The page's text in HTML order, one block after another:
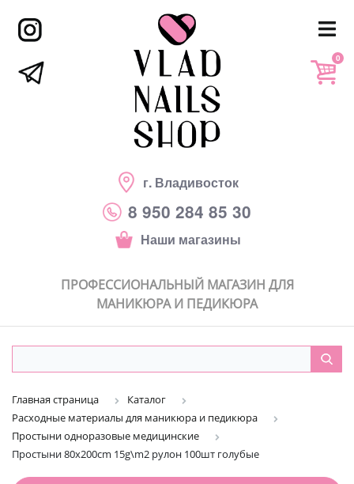
г. Владивосток
8 950 284 85 30
Наши магазины
0
ПРОФЕССИОНАЛЬНЫЙ МАГАЗИН ДЛЯ
МАНИКЮРА И ПЕДИКЮРА
Главная страница
Каталог
Расходные материалы для маникюра и педикюра
Простыни одноразовые медицинские
Простыни 80х200cm 15g\m2 рулон 100шт голубые